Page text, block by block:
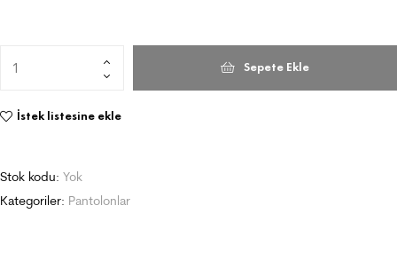
Sepete Ekle
İstek listesine ekle
Stok kodu: Yok
Kategoriler: Pantolonlar